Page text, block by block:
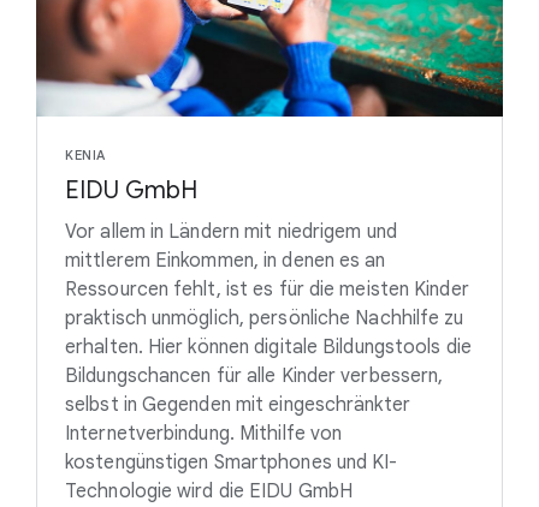
KENIA
EIDU GmbH
Vor allem in Ländern mit niedrigem und
mittlerem Einkommen, in denen es an
Ressourcen fehlt, ist es für die meisten Kinder
praktisch unmöglich, persönliche Nachhilfe zu
erhalten. Hier können digitale Bildungstools die
Bildungschancen für alle Kinder verbessern,
selbst in Gegenden mit eingeschränkter
Internetverbindung. Mithilfe von
kostengünstigen Smartphones und KI-
Technologie wird die EIDU GmbH